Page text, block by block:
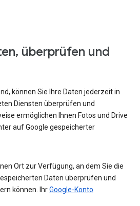
überprüfen und
können Sie Ihre Daten jederzeit in
Diensten überprüfen und
ermöglichen Ihnen Fotos und Drive
auf Google gespeicherter
Ort zur Verfügung, an dem Sie die
Daten überprüfen und
können. IhrGoogle-Konto